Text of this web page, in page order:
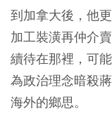
到加拿大後，他
加工裝潢再仲介
續待在那裡，可
為政治理念暗殺
海外的鄉思。